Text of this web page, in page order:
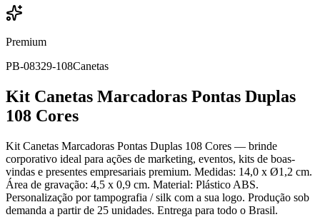
Premium
PB-08329-108Canetas
Kit Canetas Marcadoras Pontas Duplas
108 Cores
Kit Canetas Marcadoras Pontas Duplas 108 Cores — brinde
corporativo ideal para ações de marketing, eventos, kits de boas-
vindas e presentes empresariais premium. Medidas: 14,0 x Ø1,2 cm.
Área de gravação: 4,5 x 0,9 cm. Material: Plástico ABS.
Personalização por tampografia / silk com a sua logo. Produção sob
demanda a partir de 25 unidades. Entrega para todo o Brasil.